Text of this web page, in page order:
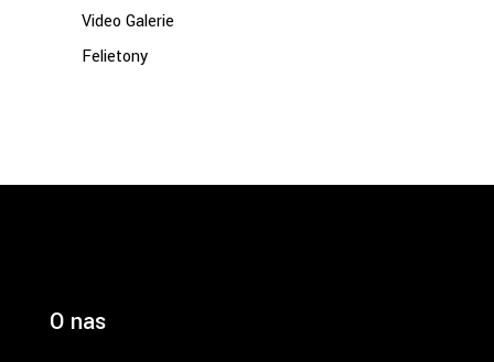
Video Galerie
Felietony
O nas